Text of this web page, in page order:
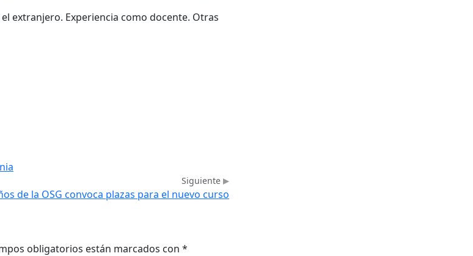
extranjero. Experiencia como docente. Otras
Siguiente
de la OSG convoca plazas para el nuevo curso
obligatorios están marcados con *